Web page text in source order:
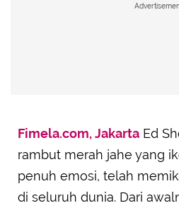
Fimela.com, Jakarta Ed
rambut merah jahe yang
penuh emosi, telah
di seluruh dunia. Dari